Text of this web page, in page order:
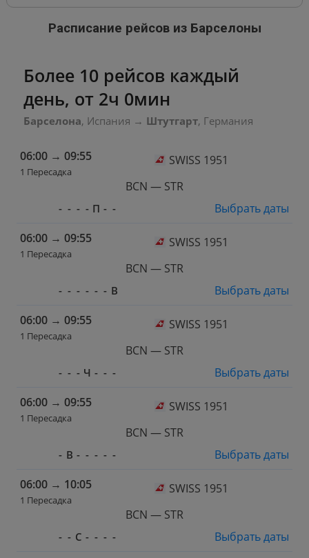
Расписание рейсов из Барселоны
Более 10 рейсов каждый
день, от 2ч 0мин
Барселона, Испания → Штутгарт, Германия
06:00 → 09:55
1 Пересадка
SWISS 1951
BCN — STR
- - - - П - -
Выбрать даты
06:00 → 09:55
1 Пересадка
SWISS 1951
BCN — STR
- - - - - - В
Выбрать даты
06:00 → 09:55
1 Пересадка
SWISS 1951
BCN — STR
- - - Ч - - -
Выбрать даты
06:00 → 09:55
1 Пересадка
SWISS 1951
BCN — STR
- В - - - - -
Выбрать даты
06:00 → 10:05
1 Пересадка
SWISS 1951
BCN — STR
- - С - - - -
Выбрать даты